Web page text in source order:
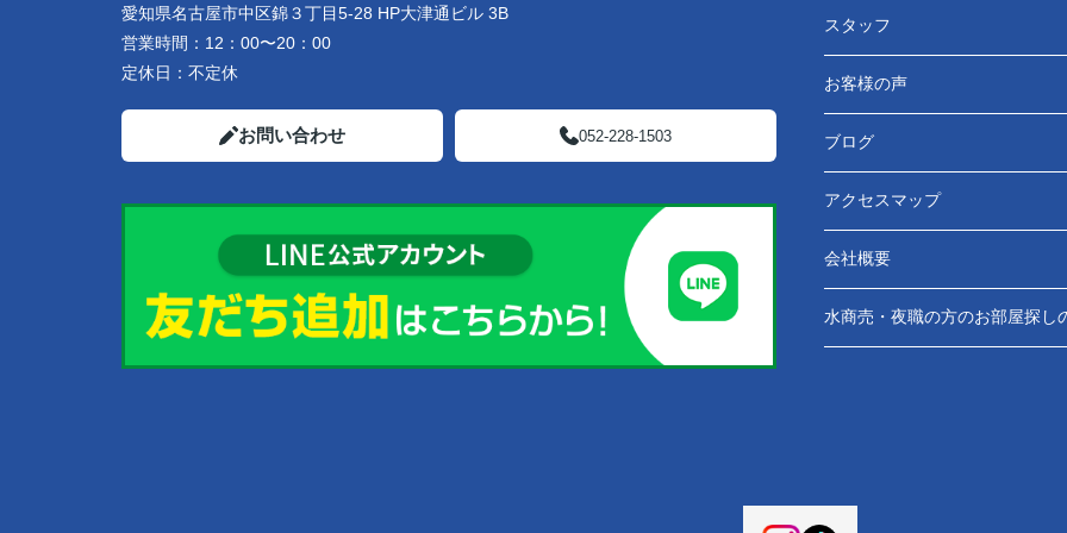
愛知県名古屋市中区錦３丁目5-28 HP大津通ビル 3B
営業時間： 12：00〜20：00
定休日： 不定休
お問い合わせ 052-228-1503
スタッフ
お客様の声
ブログ
アクセスマップ
会社概要
水商売・夜職の方のお部屋探し